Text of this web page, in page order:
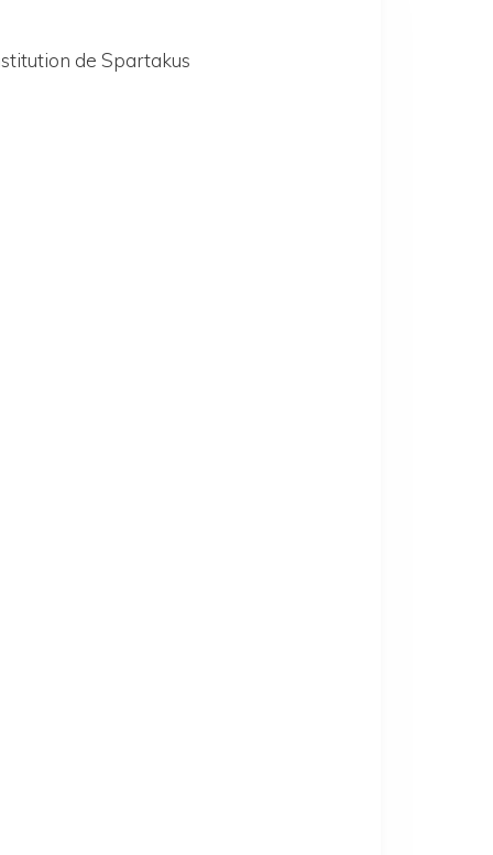
de Spartakus